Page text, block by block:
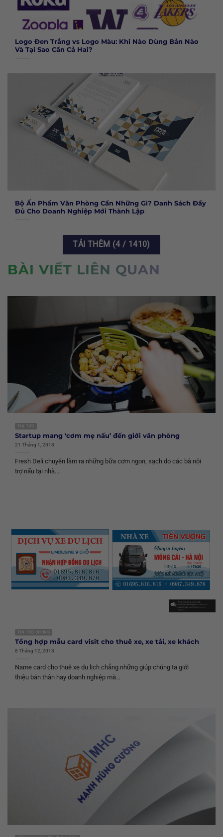
Logo Đen Trắng vs Logo Màu: Khi Nào Dùng Bản Nào
Và Tại Sao Cần Cả Hai?
Bộ Ấn Phẩm Văn Phòng Cần Những Gì? Danh Sách Đầy
Đủ Cho Doanh Nghiệp Mới Thành Lập
TẢI THÊM (4/ 1410)
BÀI VIẾT LIÊN QUAN
TIN TỨC
Startup mang ‘cơm mẹ nấu’ đến giới văn phòng
21 Tháng 1, 2018
Fresh Deli chuyên làm ra những bữa cơm ngon, sạch do các bà nội
trợ nấu tại nhà....
TIN TỨC CHUNG
Tổng hợp mẫu card visit cho thuê xe, xe tải, xe khách
8 Tháng 12, 2018
Name card cho thuê xe du lịch chẳng những giúp chúng ta giới
thiệu bản thân hay doanh nghiệp mà...